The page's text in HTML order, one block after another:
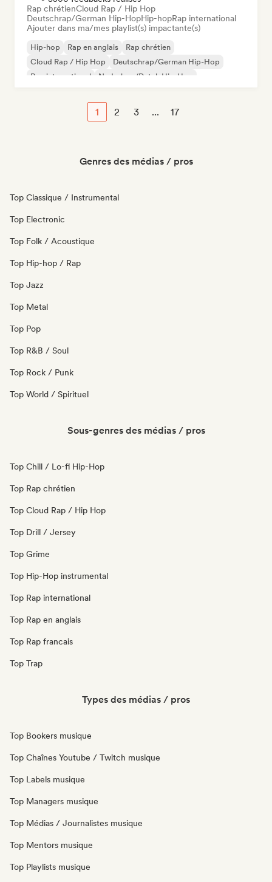
Rap chrétienCloud Rap / Hip Hop
Deutschrap/German Hip-HopHip-hopRap international
Ajouter dans ma/mes playlist(s) impactante(s)
Hip-hop Rap en anglais
Rap chrétien
Cloud Rap / Hip Hop
Deutschrap/German Hip-Hop
Rap international
Nederhop/Dutch Hip-Hop
1 2 3 ... 17
Genres des médias / pros
Top Classique / Instrumental
Top Electronic
Top Folk / Acoustique
Top Hip-hop / Rap
Top Jazz
Top Metal
Top Pop
Top R&B / Soul
Top Rock / Punk
Top World / Spirituel
Sous-genres des médias / pros
Top Chill / Lo-fi Hip-Hop
Top Rap chrétien
Top Cloud Rap / Hip Hop
Top Drill / Jersey
Top Grime
Top Hip-Hop instrumental
Top Rap international
Top Rap en anglais
Top Rap francais
Top Trap
Types des médias / pros
Top Bookers musique
Top Chaînes Youtube / Twitch musique
Top Labels musique
Top Managers musique
Top Médias / Journalistes musique
Top Mentors musique
Top Playlists musique